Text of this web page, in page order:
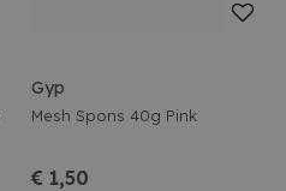
Gyp
Mesh Spons 40g Pink
€ 1,50